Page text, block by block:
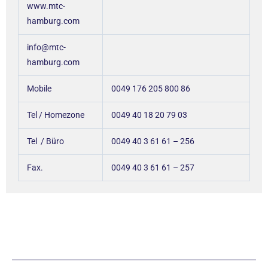
www.mtc-
hamburg.com
info@mtc-
hamburg.com
Mobile 0049 176 205 800 86
Tel / Homezone 0049 40 18 20 79 03
Tel / Büro 0049 40 3 61 61 – 256
Fax. 0049 40 3 61 61 – 257